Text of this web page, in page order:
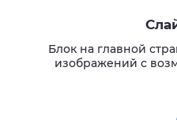
Блок на главной
изображений с